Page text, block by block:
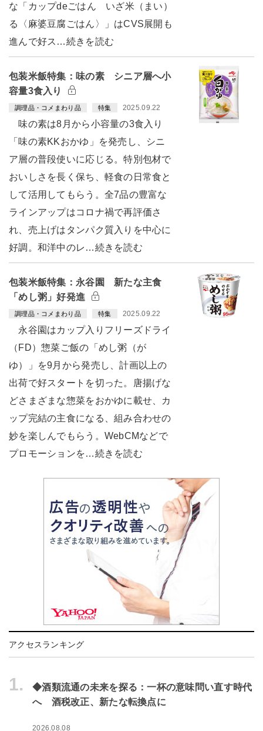
な「カップdeごはん いざ米（まい）
る〈麻婆豆腐ごはん〉」はCVS展開も
進んで好ス…続きを読む
包装米飯特集：味の素 シニア層へ小
容量3食入り
調理品・コメまわり品 特集 2025.09.22
味の素は8月から小容量の3食入り
「味の素KKおかゆ」を発売し、シニ
ア層の普段使いに応じる。特別包材で
おいしさを長く保ち、軽食の日常食と
して活用してもらう。全7品の豊富な
ラインアップはコロナ禍で再評価さ
れ、売上げはタンパク質入りを中心に
好調。和洋中のレ…続きを読む
包装米飯特集：永谷園 新たな主食
「めし粥」好発進
調理品・コメまわり品 特集 2025.09.22
永谷園はカップ入りフリーズドライ
（FD）惣菜ご飯の「めし粥（が
ゆ）」を9月から発売し、計画以上の
出荷で好スタートを切った。唐揚げな
どさまざまな惣菜をおかゆに載せ、カ
ップ完結の主食になる、組み合わせの
妙を楽しんでもらう。WebCMなどで
プロモーションを…続きを読む
アクセスランキング
1.
◆酒類流通の未来を探る：一杯の意味問い直す時代
へ 酒税改正、新たな転換点に
2026.08.08